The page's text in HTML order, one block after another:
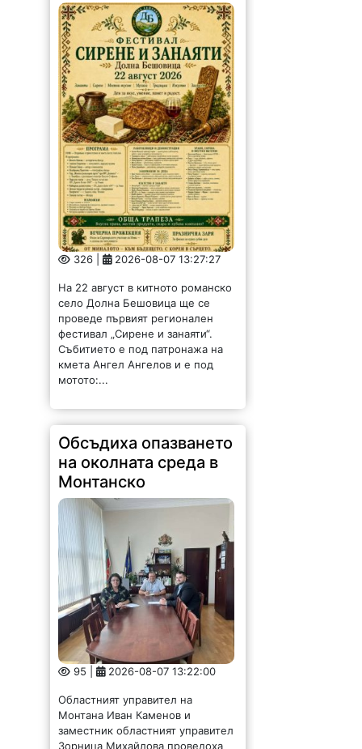
326 | 2026-08-07 13:27:27
На 22 август в китното романско
село Долна Бешовица ще се
проведе първият регионален
фестивал „Сирене и занаяти“.
Събитието е под патронажа на
кмета Ангел Ангелов и е под
мотото:...
Обсъдиха опазването
на околната среда в
Монтанско
95 | 2026-08-07 13:22:00
Областният управител на
Монтана Иван Каменов и
заместник областният управител
Зорница Михайлова проведоха